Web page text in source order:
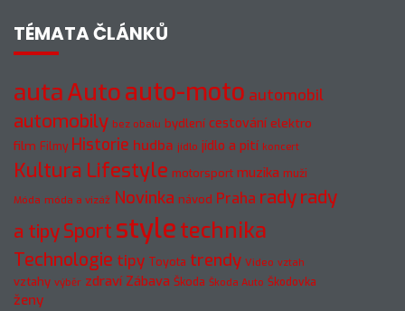
TÉMATA ČLÁNKŮ
autaAutoauto-moto automobil
automobily bez obalu bydlení cestování elektro
film Filmy Historie hudba jídlo jídlo a pití koncert
Kultura Lifestyle motorsport muzika muži
Móda móda a vizáž Novinka návod Praha radyrady
a tipySport styletechnika
Technologie tipy Toyota trendy Video vztah
vztahy výběr zdraví Zábava Škoda Škoda Auto Škodovka
ženy